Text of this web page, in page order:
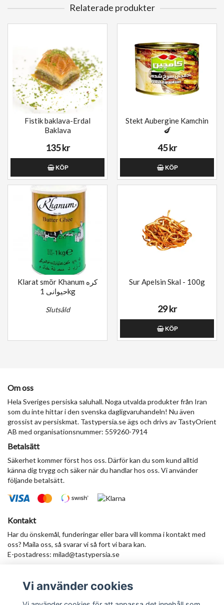
Relaterade produkter
Fistik baklava-Erdal
Baklava
135 kr
KÖP
Stekt Aubergine Kamchin
🍆
45 kr
KÖP
Klarat smör Khanum کره
حیوانی 1kg
Slutsåld
Sur Apelsin Skal - 100g
29 kr
KÖP
Om oss
Hela Sveriges persiska saluhall. Noga utvalda produkter från Iran
som du inte hittar i den svenska dagligvaruhandeln! Nu även
grossist av persiskmat. Tastypersia.se ägs och drivs av TastyOrient
AB med organisationsnummer: 559260-7914
Betalsätt
Säkerhet kommer först hos oss. Därför kan du som kund alltid
känna dig trygg och säker när du handlar hos oss. Vi använder
följande betalsätt.
Kontakt
Har du önskemål, funderingar eller bara vill komma i kontakt med
oss? Maila oss, så svarar vi så fort vi bara kan.
E-postadress: milad@tastypersia.se
Anmäl dig till vårt nyhetsbrev
Prenumerera
Vi använder cookies